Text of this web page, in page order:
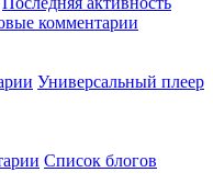
комментарии
Универсальный плеер
Список блогов